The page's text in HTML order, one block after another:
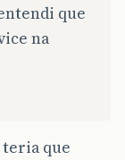
que
na
que